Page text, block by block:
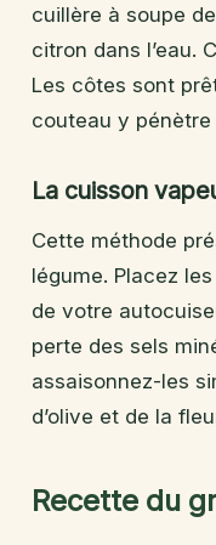
cuillère à soupe
citron dans l’eau.
Les côtes sont
couteau y
La cuisson
Cette méthode
légume. Placez
de votre
perte des sels
assaisonnez-les
d’olive et de la
Recette du